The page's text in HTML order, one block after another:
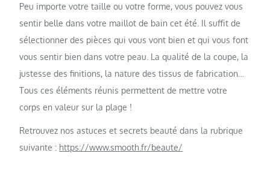
Peu importe votre taille ou votre forme, vous pouvez vous
sentir belle dans votre maillot de bain cet été. Il suffit de
sélectionner des pièces qui vous vont bien et qui vous font
vous sentir bien dans votre peau. La qualité de la coupe, la
justesse des finitions, la nature des tissus de fabrication…
Tous ces éléments réunis permettent de mettre votre
corps en valeur sur la plage !
Retrouvez nos astuces et secrets beauté dans la rubrique
suivante : https://www.smooth.fr/beaute/